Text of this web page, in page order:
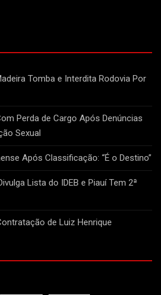
Tomba e Interdita Rodovia Por
Perda de Cargo Após Denúncias
Sexual
Após Classificação: “É o Destino”
Lista do IDEB e Piauí Tem 2ª
de Luiz Henrique